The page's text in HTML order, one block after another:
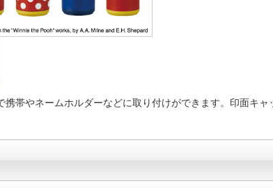
帯やネームホルダーなどに取り付けができます。印面キ